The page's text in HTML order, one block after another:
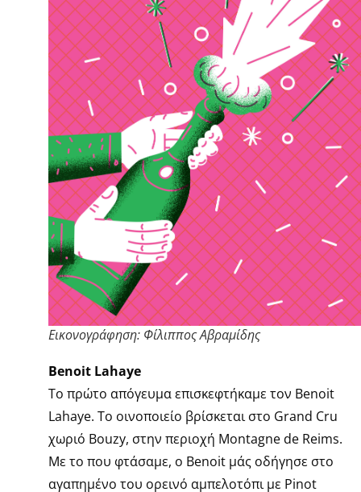
Eικονογράφηση: Φίλιππος Αβραμίδης
Βenoit Lahaye
Το πρώτο απόγευμα επισκεφτήκαμε τον Benoit
Lahaye. Το οινοποιείο βρίσκεται στο Grand Cru
χωριό Bouzy, στην περιοχή Montagne de Reims.
Με το που φτάσαμε, ο Benoit μάς οδήγησε στο
αγαπημένο του ορεινό αμπελοτόπι με Pinot